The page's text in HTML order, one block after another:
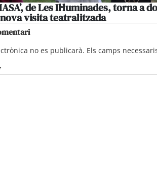
de Les Il·luminades, torna
visita teatralitzada
no es publicarà. Els camps